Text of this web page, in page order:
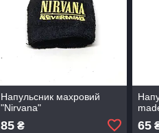
Напульсник махровий
"Nirvana"
85₴ 65